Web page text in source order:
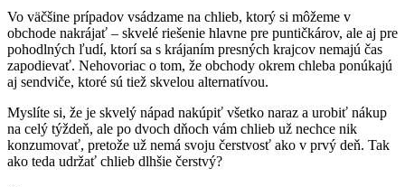
Vo väčšine prípadov vsádzame na chlieb, ktorý si môžeme v
obchode nakrájať – skvelé riešenie hlavne pre puntičkárov, ale aj pre
pohodlných ľudí, ktorí sa s krájaním presných krajcov nemajú čas
zapodievať. Nehovoriac o tom, že obchody okrem chleba ponúkajú
aj sendviče, ktoré sú tiež skvelou alternatívou.
Myslíte si, že je skvelý nápad nakúpiť všetko naraz a urobiť nákup
na celý týždeň, ale po dvoch dňoch vám chlieb už nechce nik
konzumovať, pretože už nemá svoju čerstvosť ako v prvý deň. Tak
ako teda udržať chlieb dlhšie čerstvý?